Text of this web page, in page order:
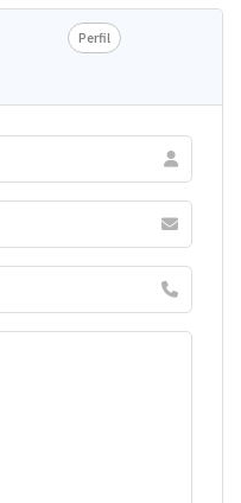
Perfil